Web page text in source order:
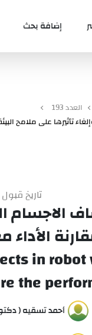
إضافة بحث
العدد 193
على ملامح
تاريخ قبول البحث
الاجسام
in
the
أحمد تسقيه (